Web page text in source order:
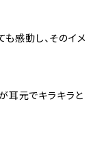
感動し、そのイメ
耳元でキラキラと